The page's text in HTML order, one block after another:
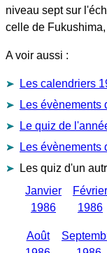
niveau sept sur
celle de
A voir aussi :
Les calendriers
Les évènements
Le quiz de
Les évènements
Les quiz d'un
Janvier
1986
Février
1986
Août